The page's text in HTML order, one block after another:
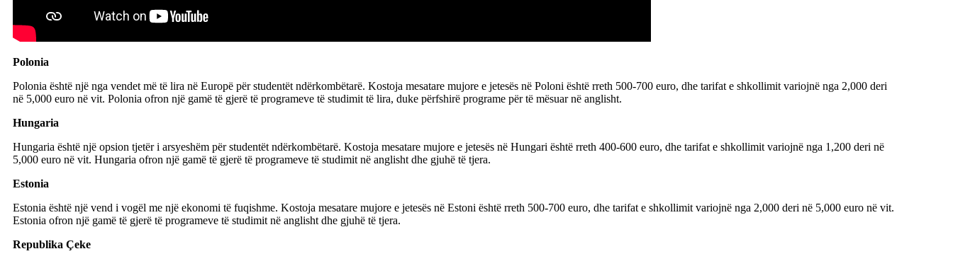
Polonia
Polonia është një nga vendet më të lira në Europë për studentët ndërkombëtarë. Kostoja mesatare mujore e jetesës në Poloni është rreth 500-700 euro, dhe tarifat e shkollimit variojnë nga 2,000 deri
në 5,000 euro në vit. Polonia ofron një gamë të gjerë të programeve të studimit të lira, duke përfshirë programe për të mësuar në anglisht.
Hungaria
Hungaria është një opsion tjetër i arsyeshëm për studentët ndërkombëtarë. Kostoja mesatare mujore e jetesës në Hungari është rreth 400-600 euro, dhe tarifat e shkollimit variojnë nga 1,200 deri në
5,000 euro në vit. Hungaria ofron një gamë të gjerë të programeve të studimit në anglisht dhe gjuhë të tjera.
Estonia
Estonia është një vend i vogël me një ekonomi të fuqishme. Kostoja mesatare mujore e jetesës në Estoni është rreth 500-700 euro, dhe tarifat e shkollimit variojnë nga 2,000 deri në 5,000 euro në vit.
Estonia ofron një gamë të gjerë të programeve të studimit në anglisht dhe gjuhë të tjera.
Republika Çeke